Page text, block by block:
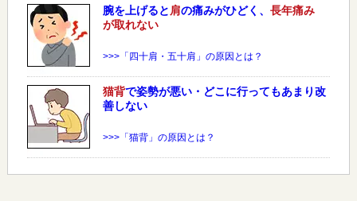
腕を上げると 肩の痛みがひどく、 長年痛み
が取れない
>>>「四十肩・五十肩」の原因とは？
猫背で姿勢が悪い・どこに行ってもあまり改
善しない
>>>「猫背」の原因とは？